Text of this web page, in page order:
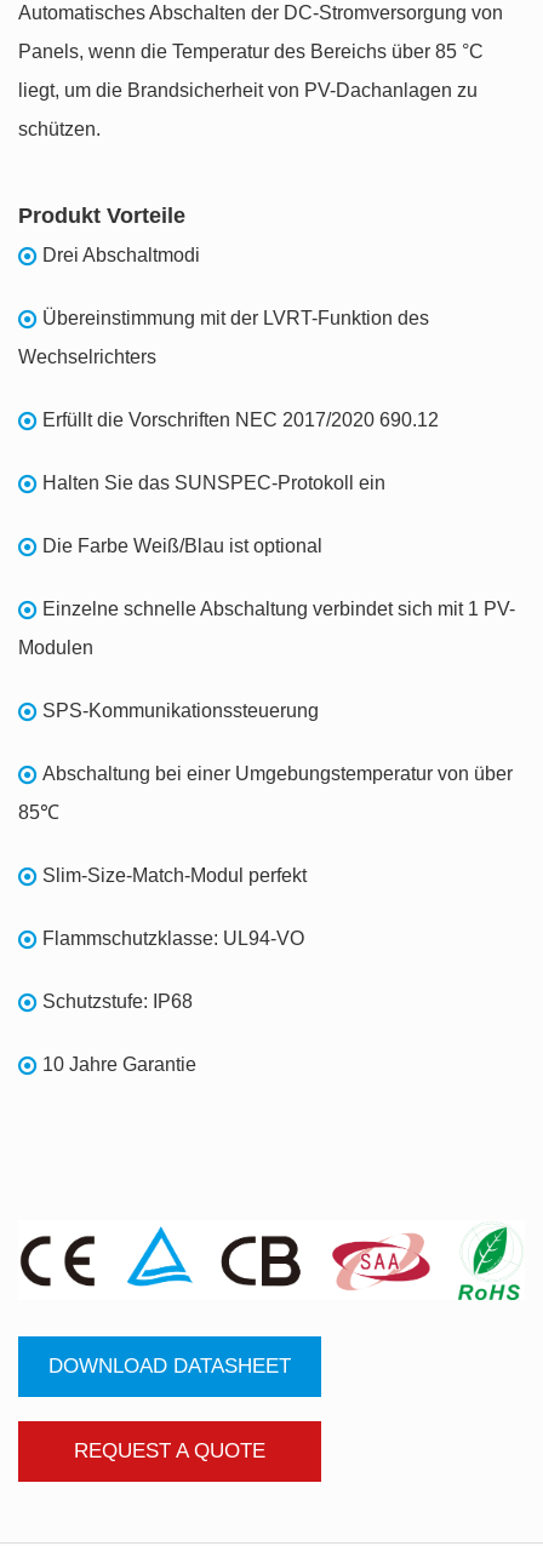
Automatisches Abschalten der DC-Stromversorgung von
Panels, wenn die Temperatur des Bereichs über 85 °C
liegt, um die Brandsicherheit von PV-Dachanlagen zu
schützen.
Produkt Vorteile
Drei Abschaltmodi
Übereinstimmung mit der LVRT-Funktion des
Wechselrichters
Erfüllt die Vorschriften NEC 2017/2020 690.12
Halten Sie das SUNSPEC-Protokoll ein
Die Farbe Weiß/Blau ist optional
Einzelne schnelle Abschaltung verbindet sich mit 1 PV-
Modulen
SPS-Kommunikationssteuerung
Abschaltung bei einer Umgebungstemperatur von über
85℃
Slim-Size-Match-Modul perfekt
Flammschutzklasse: UL94-VO
Schutzstufe: IP68
10 Jahre Garantie
DOWNLOAD DATASHEET
REQUEST A QUOTE